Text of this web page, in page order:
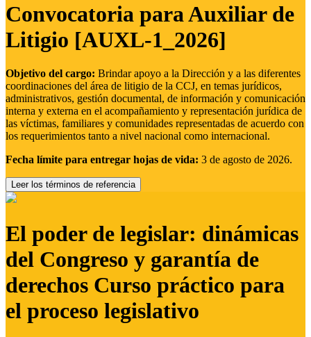
Convocatoria para Auxiliar de
Litigio [AUXL-1_2026]
Objetivo del cargo: Brindar apoyo a la Dirección y a las diferentes
coordinaciones del área de litigio de la CCJ, en temas jurídicos,
administrativos, gestión documental, de información y comunicación
interna y externa en el acompañamiento y representación jurídica de
las víctimas, familiares y comunidades representadas de acuerdo con
los requerimientos tanto a nivel nacional como internacional.
Fecha límite para entregar hojas de vida: 3 de agosto de 2026.
Leer los términos de referencia
El poder de legislar: dinámicas
del Congreso y garantía de
derechos Curso práctico para
el proceso legislativo